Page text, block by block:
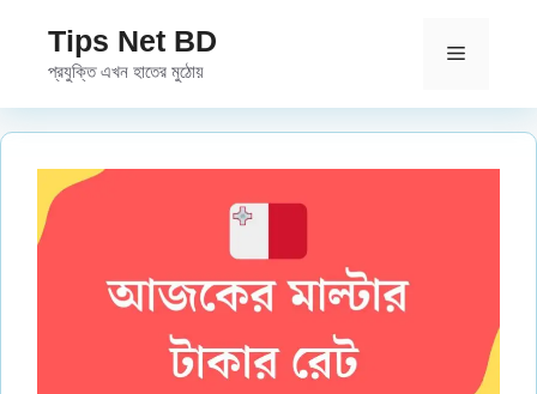
content
Tips Net BD
প্রযুক্তি এখন হাতের মুঠোয়
Menu